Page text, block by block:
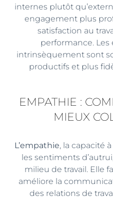
internes plutôt
engagement plus
satisfaction au
performance.
intrinsèquement sont
productifs et plus
EMPATHIE :
MIEUX
L’empathie, la capacité
les sentiments
milieu de travail. Elle
améliore la
des relations de